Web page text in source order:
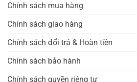
Chính sách mua hàng
Chính sách giao hàng
Chính sách đổi trả & Hoàn tiền
Chính sách bảo hành
Chính sách quyền riêng tư